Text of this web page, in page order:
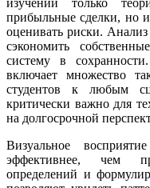
прибыльные сделки, но
оценивать риски.
сэкономить
систему в
включает множество
студентов к любым
критически важно для
на долгосрочной
Визуальное
эффективнее, чем
определений и